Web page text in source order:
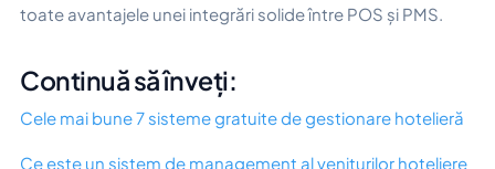
toate avantajele unei integrări solide între POS și PMS.
Continuă să înveți:
Cele mai bune 7 sisteme gratuite de gestionare hotelieră
Ce este un sistem de management al veniturilor hoteliere